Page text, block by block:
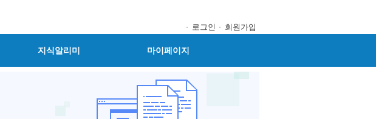
로그인 회원가입
지식알리미 마이페이지